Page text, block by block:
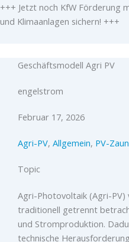
Zum
Inhalt
+++ Jetzt noch KfW Förderung
und Klimaanlagen sichern! +++
Geschäftsmodell Agri PV
engelstrom
Februar 17, 2026
Agri-PV,Allgemein, PV-Zaun
Topic
Agri-Photovoltaik (Agri-PV)
traditionell getrennt
und Stromproduktion.
technische